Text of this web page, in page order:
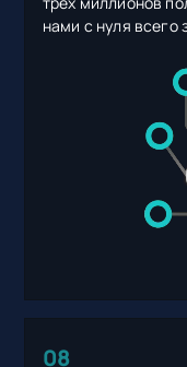
нами с нуля всего
08